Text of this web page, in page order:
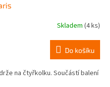
Skladem (4 ks)
Do košíku
na čtyřkolku. Součástí balení